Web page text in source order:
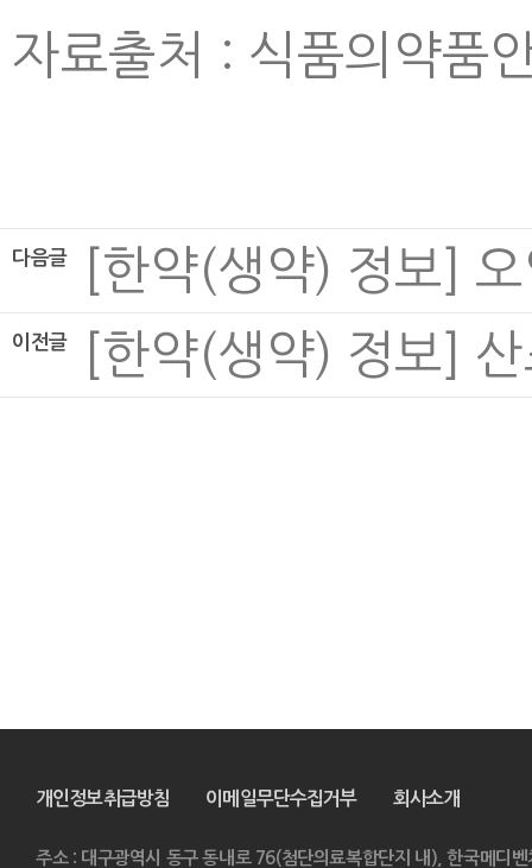
자료출처 : 식품의약품
다음글 [한약(생약) 정보]
이전글 [한약(생약) 정보]
개인정보취급방침 이메일무단수집거부 회사소개
주소 : 대구광역시 동구 동내로 76(첨단의료복합단지 내), 한국메디